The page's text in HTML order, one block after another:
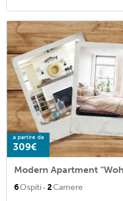
a partire da
309€
6Ospiti · 2Camere